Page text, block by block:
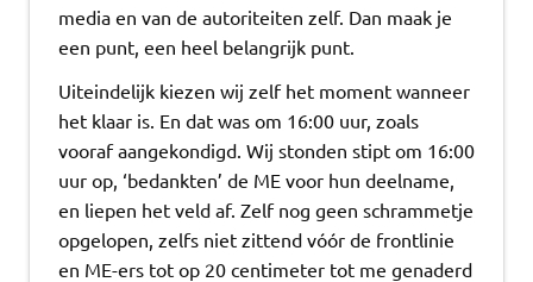
media en van de autoriteiten zelf. Dan maak je
een punt, een heel belangrijk punt.
Uiteindelijk kiezen wij zelf het moment wanneer
het klaar is. En dat was om 16:00 uur, zoals
vooraf aangekondigd. Wij stonden stipt om 16:00
uur op, ‘bedankten’ de ME voor hun deelname,
en liepen het veld af. Zelf nog geen schrammetje
opgelopen, zelfs niet zittend vóór de frontlinie
en ME-ers tot op 20 centimeter tot me genaderd